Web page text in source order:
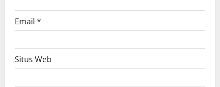
Email *
Situs Web